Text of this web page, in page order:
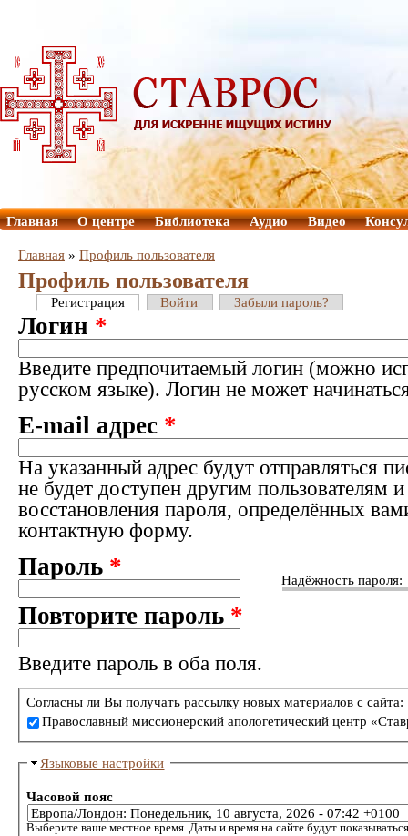
Главная О центре Библиотека Аудио Видео
Главная » Профиль пользователя
Профиль пользователя
Регистрация Войти Забыли пароль?
Логин *
Введите предпочитаемый логин (можно
русском языке). Логин не может
E-mail адрес *
На указанный адрес будут отправляться
не будет доступен другим пользователям
восстановления пароля, определённых
контактную форму.
Надёжность пароля:
Пароль *
Повторите пароль *
Введите пароль в оба поля.
Согласны ли Вы получать рассылку новых материалов с сайта:
Православный миссионерский апологетический центр
Языковые настройки
Часовой пояс
Выберите ваше местное время. Даты и время на сайте будут